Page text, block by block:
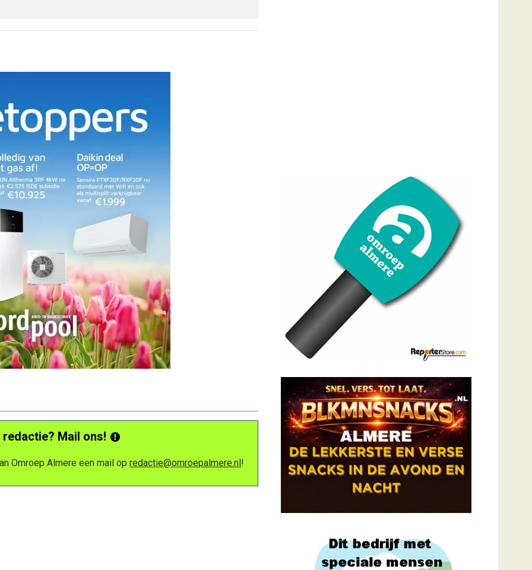
Mail ons!
Omroep Almere een mail opredactie@omroepalmere.nl!